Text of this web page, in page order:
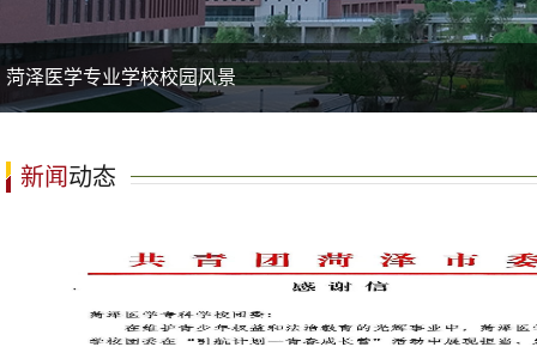
菏泽医学专业学校校园风景
新闻动态